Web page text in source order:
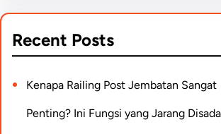
Recent Posts
Kenapa Railing Post Jembatan Sangat
Penting? Ini Fungsi yang Jarang